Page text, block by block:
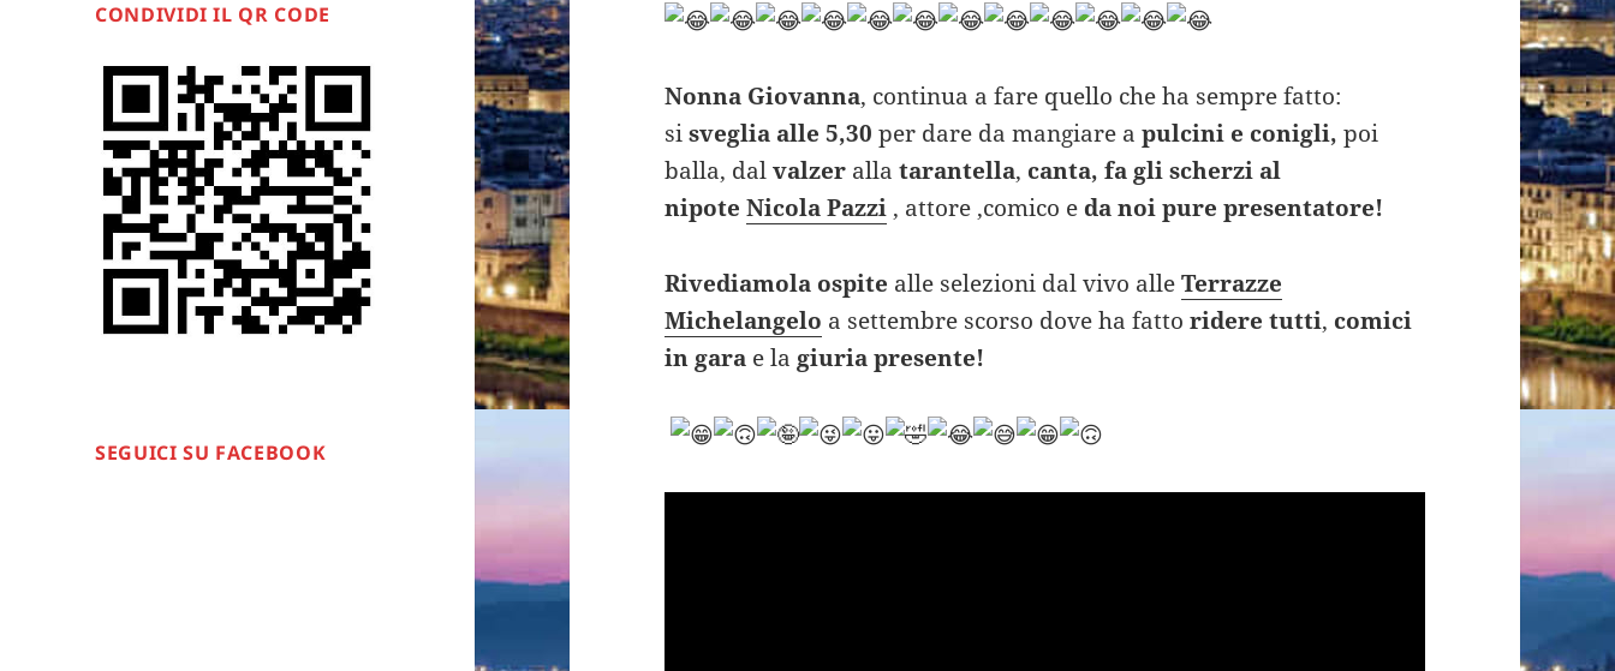
CONDIVIDI IL QR CODE
SEGUICI SU FACEBOOK
Nonna Giovanna, continua a fare quello che ha sempre fatto:
sisveglia alle 5,30 per dare da mangiare apulcini e conigli, poi
balla, dalvalzer allatarantella, canta, fa gli scherzi al
nipoteNicola Pazzi , attore ,comico e da noi pure presentatore!
Rivediamola ospite alle selezioni dal vivo alle Terrazze
Michelangelo a settembre scorso dove ha fatto ridere tutti, comici
in gara e la giuria presente!